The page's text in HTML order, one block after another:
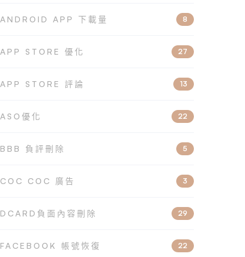
ANDROID APP 下載量 8
APP STORE 優化 27
APP STORE 評論 13
ASO優化 22
BBB 負評刪除 5
COC COC 廣告 3
DCARD負面內容刪除 29
FACEBOOK 帳號恢復 22